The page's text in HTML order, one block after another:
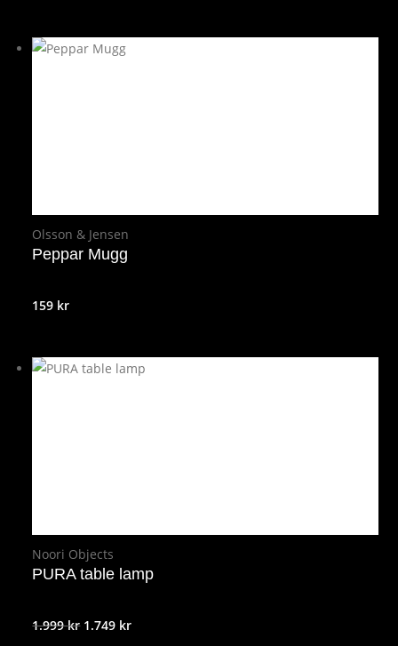
Olsson & Jensen
Peppar Mugg
159 kr
Noori Objects
PURA table lamp
1.999kr Det
1.749 krDet